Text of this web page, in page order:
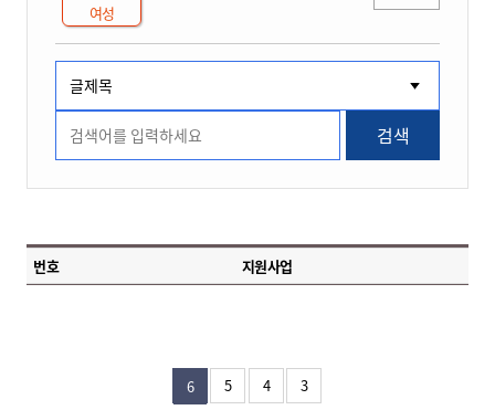
여성
검색
번호 지원사업
6 5 4 3